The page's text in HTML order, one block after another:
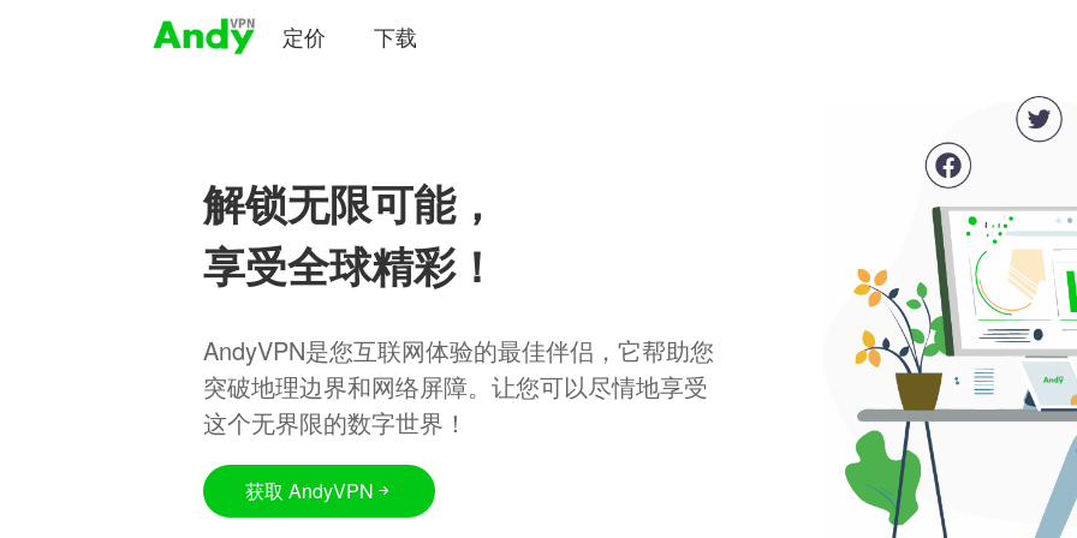
定价 下载
解锁无限可能，
享受全球精彩！
AndyVPN是您互联网体验的最佳伴侣，它帮助您
突破地理边界和网络屏障。让您可以尽情地享受
这个无界限的数字世界！
获取 AndyVPN